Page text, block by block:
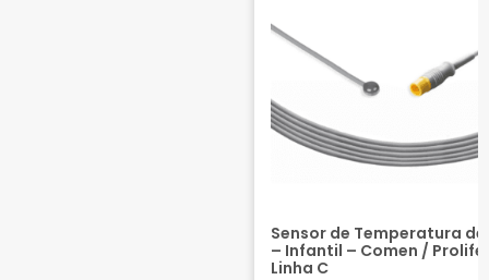
Sensor de Temperatura de
– Infantil – Comen / Prolife
Linha C